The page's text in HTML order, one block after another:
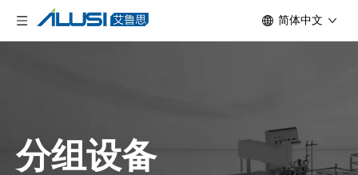
简体中文
分组设备